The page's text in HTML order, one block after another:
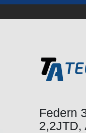
Federn
2,2JTD,